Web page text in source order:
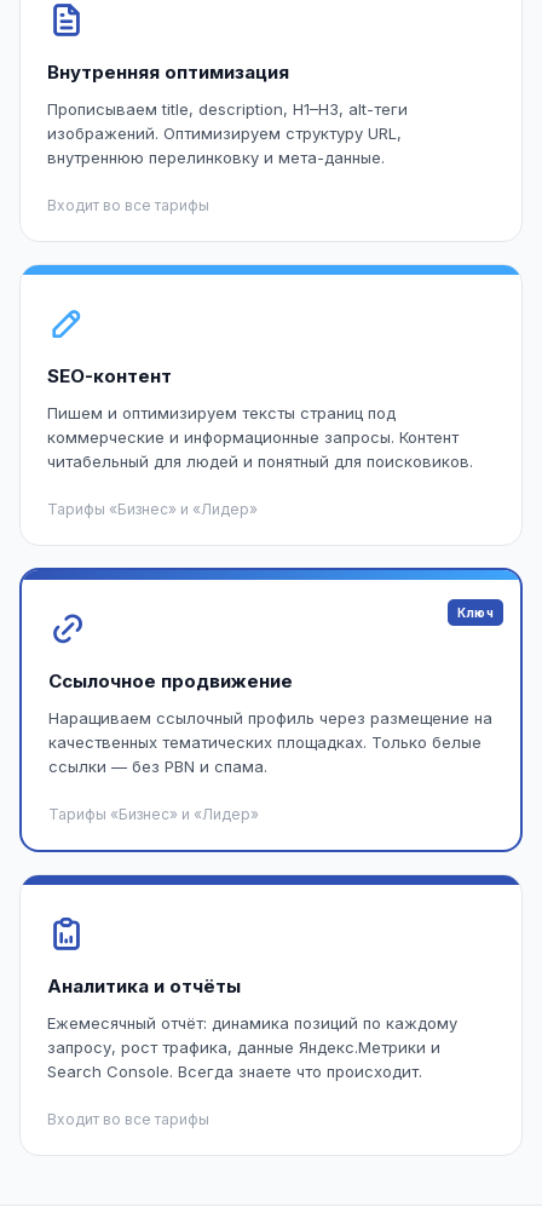
Внутренняя оптимизация
Прописываем title, description, H1–H3, alt-теги
изображений. Оптимизируем структуру URL,
внутреннюю перелинковку и мета-данные.
Входит во все тарифы
SEO-контент
Пишем и оптимизируем тексты страниц под
коммерческие и информационные запросы. Контент
читабельный для людей и понятный для поисковиков.
Тарифы «Бизнес» и «Лидер»
Ключ
Ссылочное продвижение
Наращиваем ссылочный профиль через размещение на
качественных тематических площадках. Только белые
ссылки — без PBN и спама.
Тарифы «Бизнес» и «Лидер»
Аналитика и отчёты
Ежемесячный отчёт: динамика позиций по каждому
запросу, рост трафика, данные Яндекс.Метрики и
Search Console. Всегда знаете что происходит.
Входит во все тарифы